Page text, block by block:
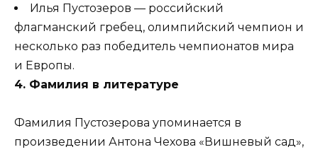
Илья Пустозеров — российский
флагманский гребец, олимпийский чемпион и
несколько раз победитель чемпионатов мира
и Европы.
4. Фамилия в литературе
Фамилия Пустозерова упоминается в
произведении Антона Чехова «Вишневый сад»,